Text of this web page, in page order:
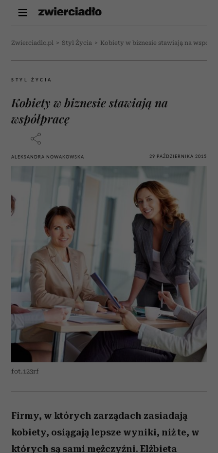
Zwierciadlo.pl > Styl Życia > Kobiety w biznesie stawiają na
STYL ŻYCIA
Kobiety w biznesie stawiają na
współpracę
ALEKSANDRA NOWAKOWSKA 29 PAŹDZIERNIKA 2015
fot.123rf
Firmy, w których zarządach zasiadają
kobiety, osiągają lepsze wyniki, niż te, w
których są sami mężczyźni. Elżbieta